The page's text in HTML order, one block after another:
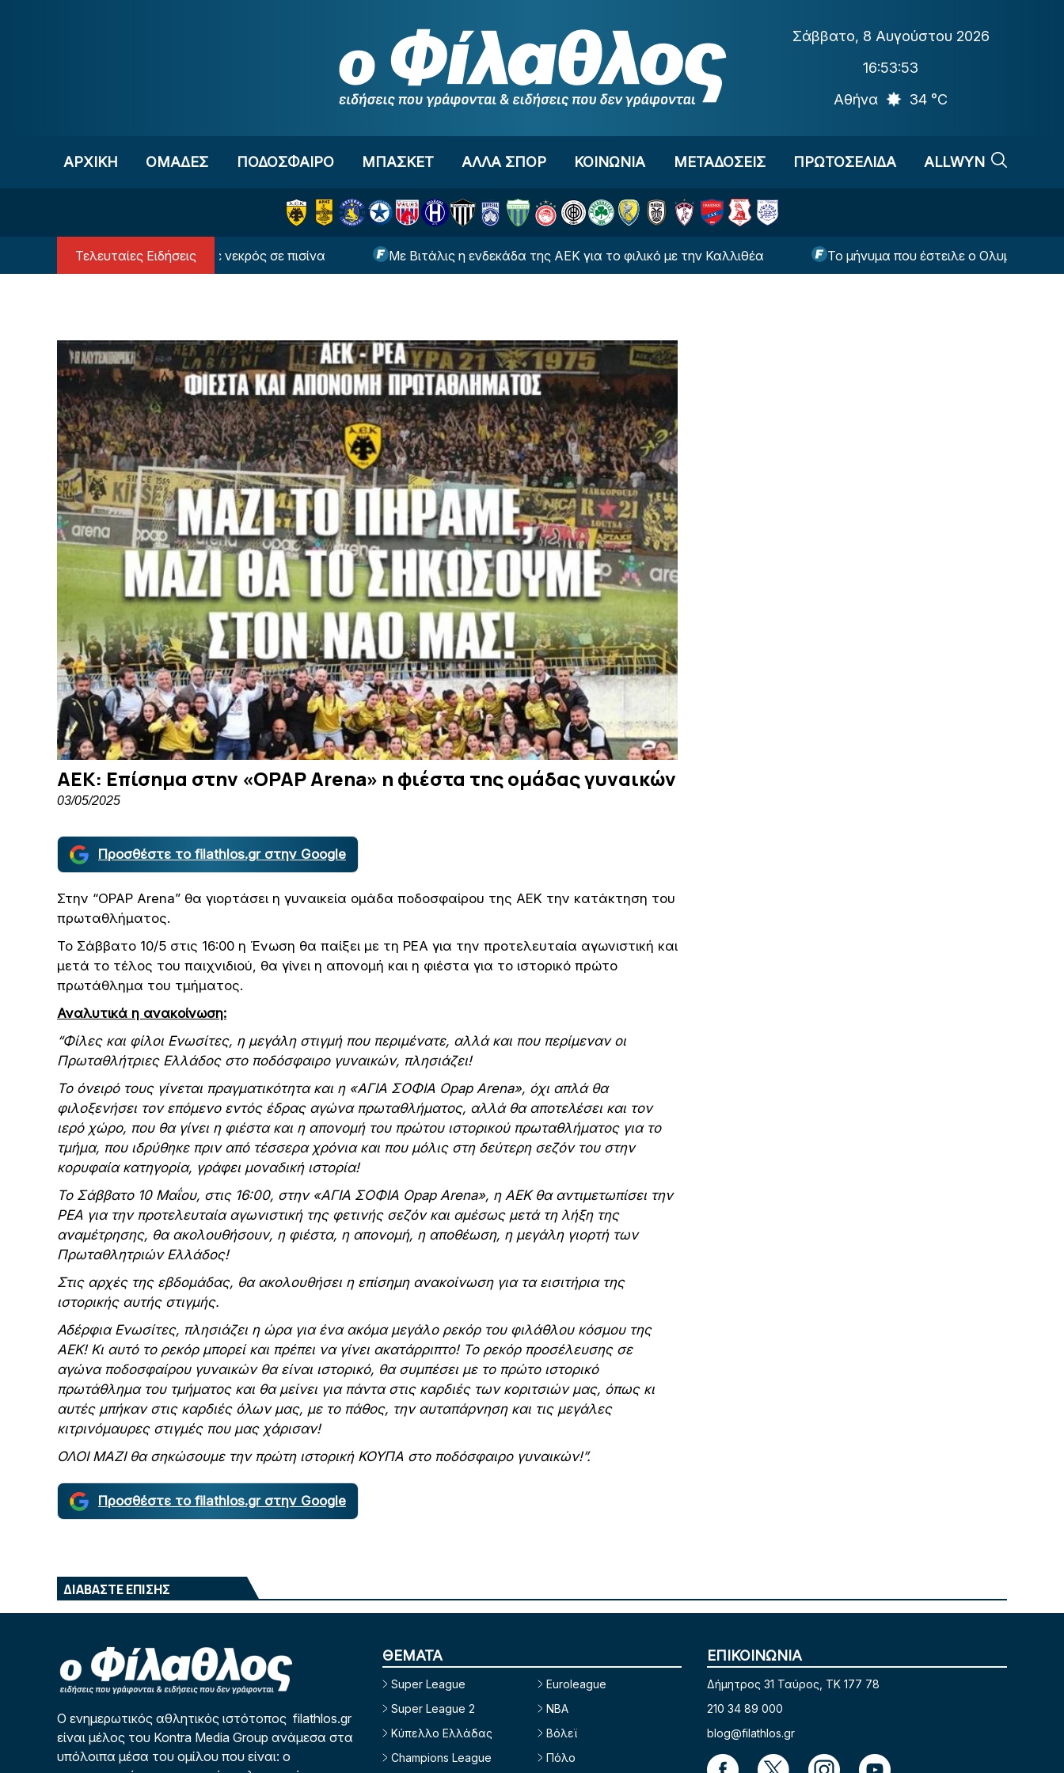
Σάββατο, 8 Αυγούστου 2026
16:53:54
Αθήνα
34 °C
ΑΡΧΙΚΗ OΜΑΔΕΣ ΠΟΔΟΣΦΑΙΡΟ ΜΠΑΣΚΕΤ ΑΛΛΑ ΣΠΟΡ ΚΟΙΝΩΝΙΑ ΜΕΤΑΔΟΣΕΙΣ ΠΡΩΤΟΣΕΛΙΔΑ ALLWYN
Τελευταίες Ειδήσεις
Πάρο: 4χρονος βρέθηκε νεκρός σε πισίνα Με Βιτάλις η ενδεκάδα της ΑΕΚ για το φιλικό με την Καλλιθέα Το μήνυμα που έστειλε ο Ολυμπιακός στον
ΑΕΚ: Επίσημα στην «OPAP Arena» η φιέστα της ομάδας γυναικών
03/05/2025
Προσθέστε το filathlos.gr στην Google
Στην “OPAP Arena” θα γιορτάσει η γυναικεία ομάδα ποδοσφαίρου της ΑΕΚ την κατάκτηση του
πρωταθλήματος.
Το Σάββατο 10/5 στις 16:00 η Ένωση θα παίξει με τη ΡΕΑ για την προτελευταία αγωνιστική και
μετά το τέλος του παιχνιδιού, θα γίνει η απονομή και η φιέστα για το ιστορικό πρώτο
πρωτάθλημα του τμήματος.
Αναλυτικά η ανακοίνωση:
“Φίλες και φίλοι Ενωσίτες, η μεγάλη στιγμή που περιμένατε, αλλά και που περίμεναν οι
Πρωταθλήτριες Ελλάδος στο ποδόσφαιρο γυναικών, πλησιάζει!
Το όνειρό τους γίνεται πραγματικότητα και η «ΑΓΙΑ ΣΟΦΙΑ Opap Arena», όχι απλά θα
φιλοξενήσει τον επόμενο εντός έδρας αγώνα πρωταθλήματος, αλλά θα αποτελέσει και τον
ιερό χώρο, που θα γίνει η φιέστα και η απονομή του πρώτου ιστορικού πρωταθλήματος για το
τμήμα, που ιδρύθηκε πριν από τέσσερα χρόνια και που μόλις στη δεύτερη σεζόν του στην
κορυφαία κατηγορία, γράφει μοναδική ιστορία!
Το Σάββατο 10 Μαΐου, στις 16:00, στην «ΑΓΙΑ ΣΟΦΙΑ Opap Arena», η ΑΕΚ θα αντιμετωπίσει την
ΡΕΑ για την προτελευταία αγωνιστική της φετινής σεζόν και αμέσως μετά τη λήξη της
αναμέτρησης, θα ακολουθήσουν, η φιέστα, η απονομή, η αποθέωση, η μεγάλη γιορτή των
Πρωταθλητριών Ελλάδος!
Στις αρχές της εβδομάδας, θα ακολουθήσει η επίσημη ανακοίνωση για τα εισιτήρια της
ιστορικής αυτής στιγμής.
Αδέρφια Ενωσίτες, πλησιάζει η ώρα για ένα ακόμα μεγάλο ρεκόρ του φιλάθλου κόσμου της
ΑΕΚ! Κι αυτό το ρεκόρ μπορεί και πρέπει να γίνει ακατάρριπτο! Το ρεκόρ προσέλευσης σε
αγώνα ποδοσφαίρου γυναικών θα είναι ιστορικό, θα συμπέσει με το πρώτο ιστορικό
πρωτάθλημα του τμήματος και θα μείνει για πάντα στις καρδιές των κοριτσιών μας, όπως κι
αυτές μπήκαν στις καρδιές όλων μας, με το πάθος, την αυταπάρνηση και τις μεγάλες
κιτρινόμαυρες στιγμές που μας χάρισαν!
ΟΛΟΙ ΜΑΖΙ θα σηκώσουμε την πρώτη ιστορική ΚΟΥΠΑ στο ποδόσφαιρο γυναικών!”.
Προσθέστε το filathlos.gr στην Google
ΔΙΑΒΑΣΤΕ ΕΠΙΣΗΣ
Ο ενημερωτικός αθλητικός ιστότοπος filathlos.gr
είναι μέλος του Kontra Media Group ανάμεσα στα
υπόλοιπα μέσα του ομίλου που είναι: ο
ΘΕΜΑΤΑ
Super League
Super League 2
Κύπελλο Ελλάδας
Champions League
Euroleague
NBA
Βόλεϊ
Πόλο
ΕΠΙΚΟΙΝΩΝΙΑ
Δήμητρος 31 Ταύρος, TK 177 78
210 34 89 000
blog@filathlos.gr